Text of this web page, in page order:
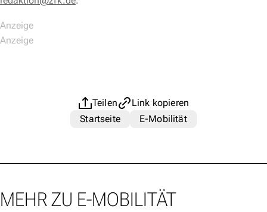
Teilen
Link kopieren
Startseite
E-Mobilität
MEHR ZU E-MOBILITÄT